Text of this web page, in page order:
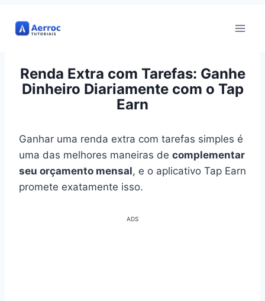
para
Renda Extra com Tarefas: Ganhe
Dinheiro Diariamente com o Tap
Earn
Ganhar uma renda extra com tarefas simples é
uma das melhores maneiras de complementar
seu orçamento mensal, e o aplicativo Tap Earn
promete exatamente isso.
ADS